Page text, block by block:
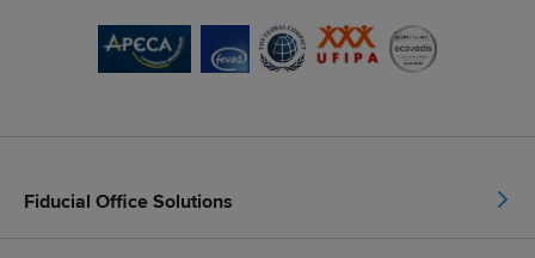
Fiducial Office Solutions